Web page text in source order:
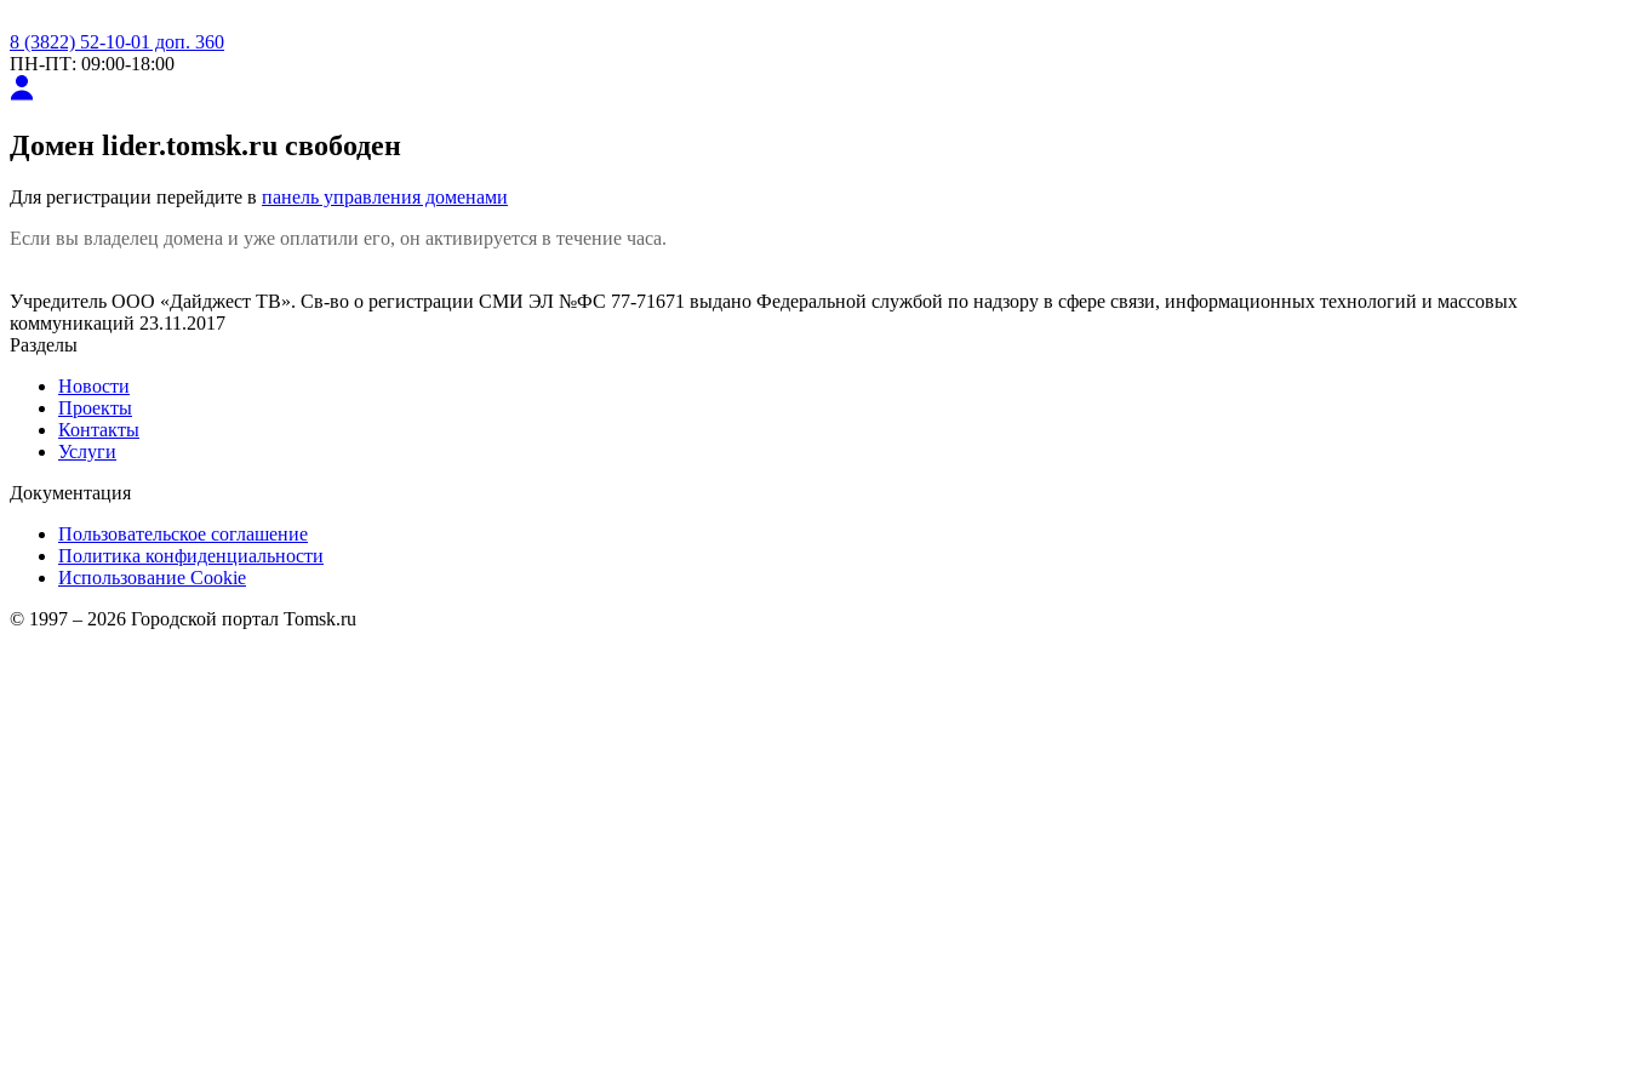
8 (3822) 52-10-01 доп. 360
ПН-ПТ: 09:00-18:00
Домен lider.tomsk.ru свободен
Для регистрации перейдите в панель управления доменами
Если вы владелец домена и уже оплатили его, он активируется в течение часа.
Учредитель ООО «Дайджест ТВ». Св-во о регистрации СМИ ЭЛ №ФС 77-71671 выдано Федеральной службой по надзору в сфере связи, информационных технологий и массовых
коммуникаций 23.11.2017
Разделы
Новости
Проекты
Контакты
Услуги
Документация
Пользовательское соглашение
Политика конфиденциальности
Использование Cookie
© 1997 – 2026 Городской портал Tomsk.ru